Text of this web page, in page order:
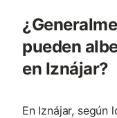
pueden
en Iznájar?
En Iznájar, según